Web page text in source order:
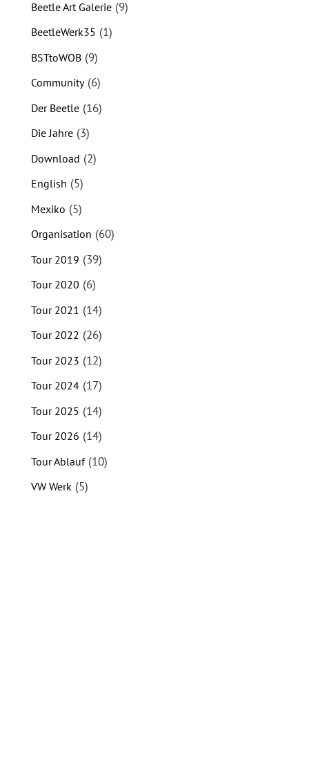
Beetle Art Galerie(9)
BeetleWerk35 (1)
BSTtoWOB(9)
Community(6)
Der Beetle(16)
Die Jahre(3)
Download (2)
English (5)
Mexiko (5)
Organisation (60)
Tour 2019 (39)
Tour 2020 (6)
Tour 2021 (14)
Tour 2022 (26)
Tour 2023 (12)
Tour 2024(17)
Tour 2025 (14)
Tour 2026 (14)
Tour Ablauf(10)
VW Werk(5)